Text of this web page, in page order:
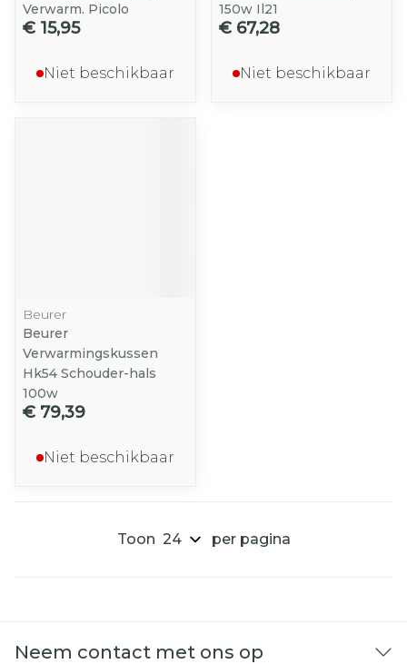
Verwarm. Picolo
€ 15,95
Niet beschikbaar
150w Il21
€ 67,28
Niet beschikbaar
Beurer
Beurer
Verwarmingskussen
Hk54 Schouder-hals
100w
€ 79,39
Niet beschikbaar
Toon per pagina
Neem contact met ons op